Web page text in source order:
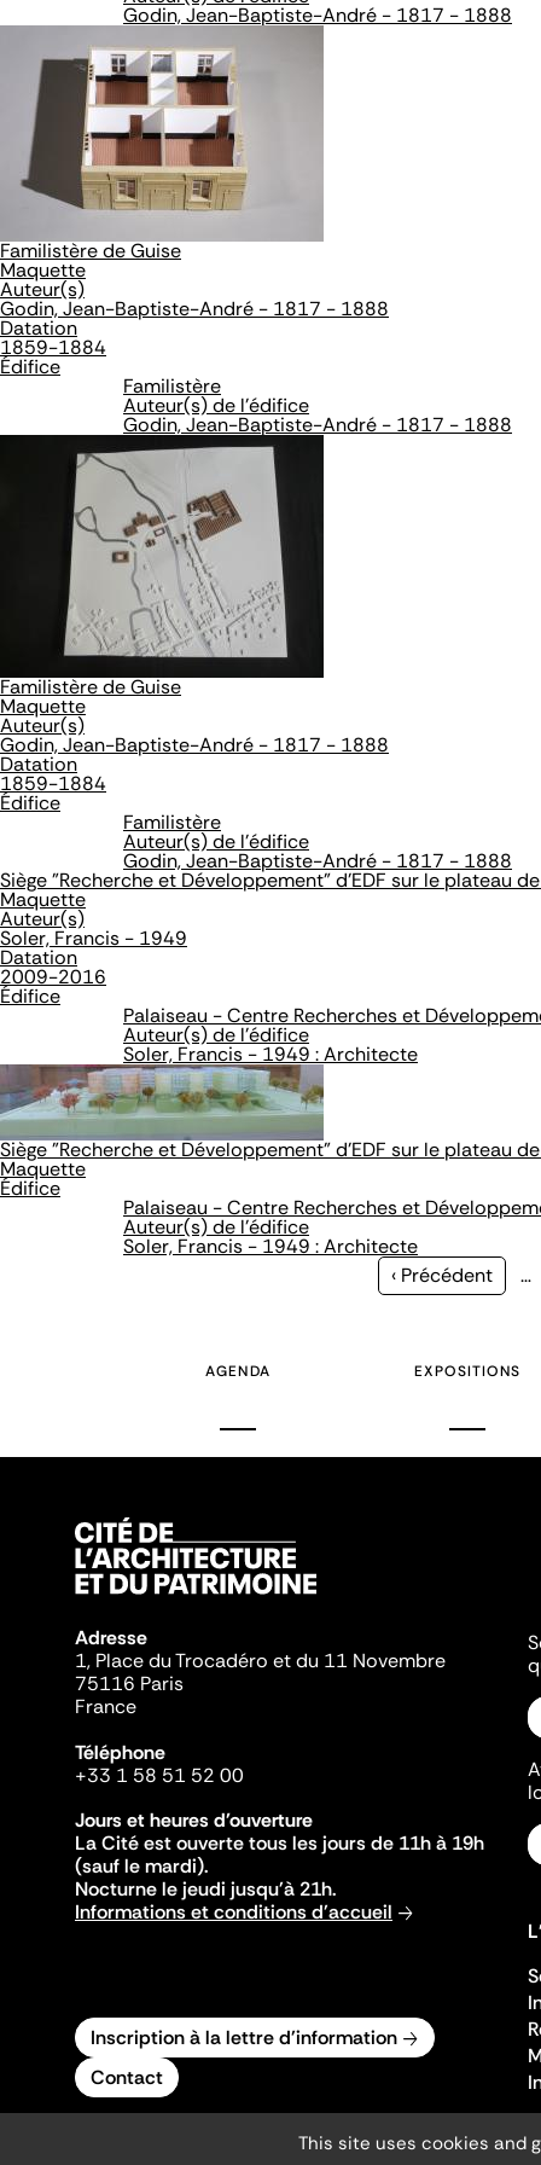
Godin, Jean-Baptiste-André - 1817 - 1888
Familistère de Guise
Maquette
Auteur(s)
Godin, Jean-Baptiste-André - 1817 - 1888
Datation
1859-1884
Édifice
Familistère
Auteur(s) de l'édifice
Godin, Jean-Baptiste-André - 1817 - 1888
Familistère de Guise
Maquette
Auteur(s)
Godin, Jean-Baptiste-André - 1817 - 1888
Datation
1859-1884
Édifice
Familistère
Auteur(s) de l'édifice
Godin, Jean-Baptiste-André - 1817 - 1888
Siège "Recherche et Développement" d'EDF sur le plateau
Maquette
Auteur(s)
Soler, Francis - 1949
Datation
2009-2016
Édifice
Palaiseau - Centre Recherches et
Auteur(s) de l'édifice
Soler, Francis - 1949 : Architecte
Siège "Recherche et Développement" d'EDF sur le plateau
Maquette
Édifice
Palaiseau - Centre Recherches et
Auteur(s) de l'édifice
Soler, Francis - 1949 : Architecte
Page
‹ Précédent …
AGENDA EXPOSITIONS
Adresse
1, Place du Trocadéro et du 11 Novembre
75116 Paris
France
Téléphone
+33 1 58 51 52 00
Jours et heures d'ouverture
La Cité est ouverte tous les jours de 11h à 19h
(sauf le mardi).
Nocturne le jeudi jusqu'à 21h.
Informations et conditions d'accueil
Inscription à la lettre d'information
Contact
This site uses cookies and